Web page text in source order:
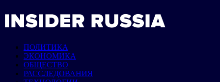
ПОЛИТИКА
ЭКОНОМИКА
ОБЩЕСТВО
РАССЛЕДОВАНИЯ